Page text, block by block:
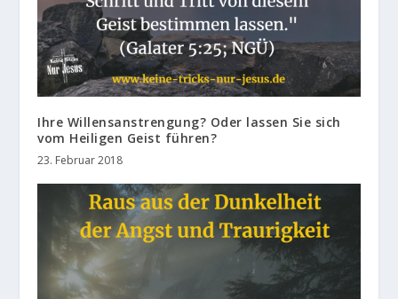
Ihre Willensanstrengung? Oder lassen Sie sich
vom Heiligen Geist führen?
23. Februar 2018